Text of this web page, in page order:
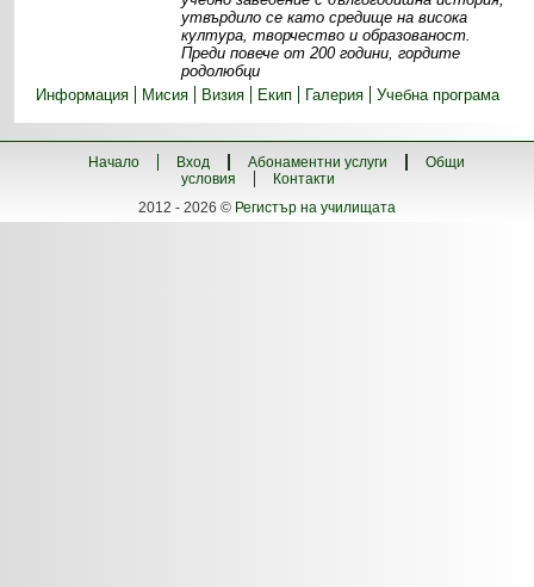
утвърдило се като средище на висока
култура, творчество и образованост.
Преди повече от 200 години, гордите
родолюбци
Информация
Мисия Визия Екип Галерия Учебна програма
Начало Вход Абонаментни услуги
Общи
условия
Контакти
2012 - 2026 © Регистър на училищата